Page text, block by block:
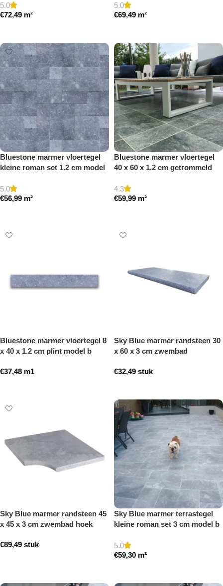
5.0
€72,49 m²
5.0
€69,49 m²
Bluestone marmer vloertegel
kleine roman set 1.2 cm model
5.0
€56,99 m²
Bluestone marmer vloertegel
40 x 60 x 1.2 cm getrommeld
4.3
€59,99 m²
Bluestone marmer vloertegel 8
x 40 x 1.2 cm plint model b
€37,48 m1
Sky Blue marmer randsteen 30
x 60 x 3 cm zwembad
€32,49 stuk
Sky Blue marmer randsteen 45
x 45 x 3 cm zwembad hoek
€89,49 stuk
Sky Blue marmer terrastegel
kleine roman set 3 cm model b
5.0
€59,30 m²